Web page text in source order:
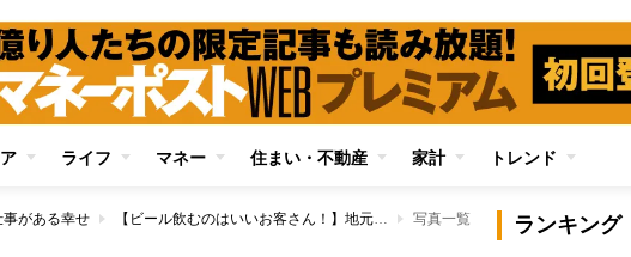
ライフ マネー 住まい・不動産 家計 トレンド
がある幸せ 【ビール飲むのはいいお客さん！】地元の人々に愛され、惜しまれて80歳で引退する、うどん店の“おばちゃん語録” 写真一覧 ランキング